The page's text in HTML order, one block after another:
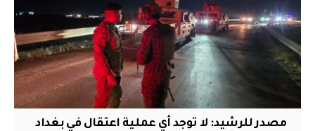
مصدر للرشيد: لا توجد أي عملية اعتقال في بغداد